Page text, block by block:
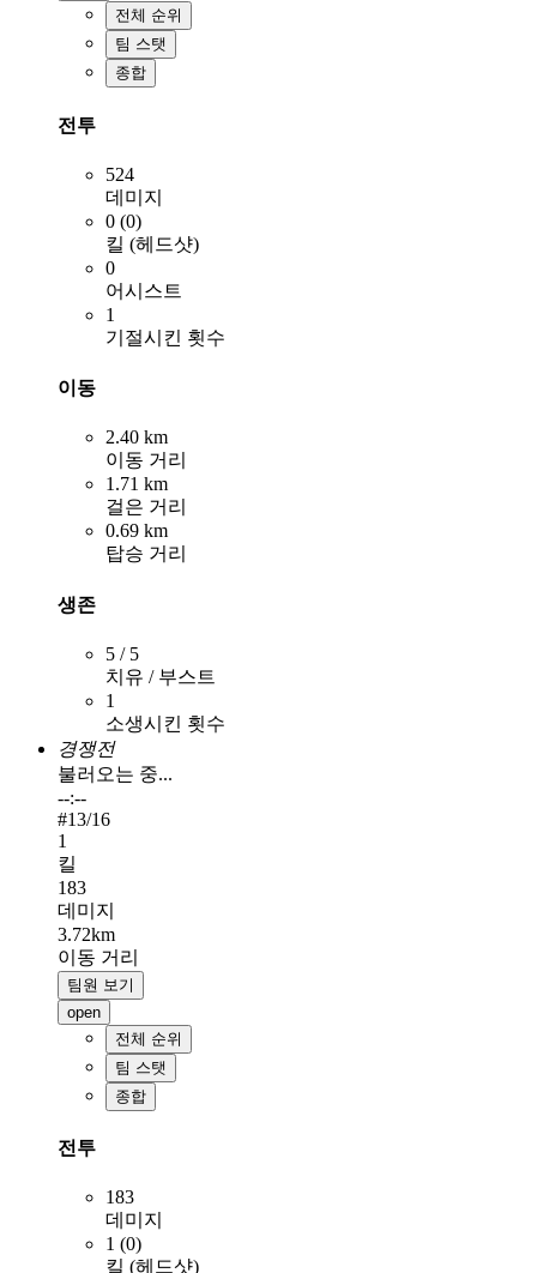
전체 순위
팀 스탯
종합
전투
524
데미지
0 (0)
킬 (헤드샷)
0
어시스트
1
기절시킨 횟수
이동
2.40 km
이동 거리
1.71 km
걸은 거리
0.69 km
탑승 거리
생존
5 / 5
치유 / 부스트
1
소생시킨 횟수
경쟁전
불러오는 중...
--:--
#13/16
1
킬
183
데미지
3.72km
이동 거리
팀원 보기
open
전체 순위
팀 스탯
종합
전투
183
데미지
1 (0)
킬 (헤드샷)